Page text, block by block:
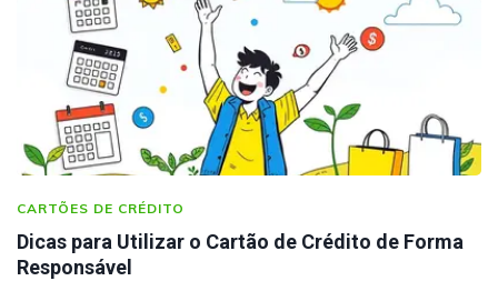
CARTÕES DE CRÉDITO
Dicas para Utilizar o Cartão de Crédito de Forma
Responsável